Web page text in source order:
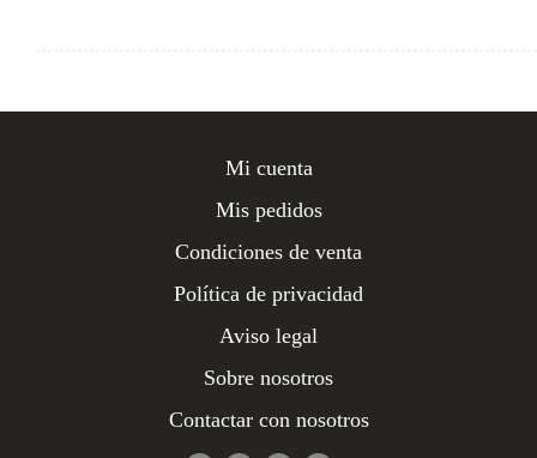
Mi cuenta
Mis pedidos
Condiciones de venta
Política de privacidad
Aviso legal
Sobre nosotros
Contactar con nosotros